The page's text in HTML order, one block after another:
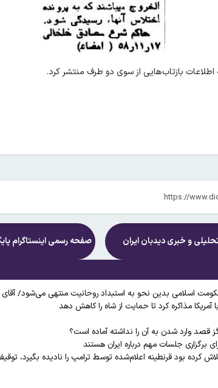
اطلاعات بازتاب‌هایی از سوی دو طرف منتشر کرد.
تحلیلی و خبریدیدبان ایران صفحه رسمی اینستاگرام
در آبان ۵۷ گفت که حکومت اسلامی بدین نحو به استبداد روحانیت منتهی
مذاکره کرد تا حمایت از شاه را کاهش دهد
قصد وارد شدن به آن را نداشته آماده است؟
برگزاری جلسات مهم درباره ایران هستند
کرده بود قرنطینه اعلام‌شده توسط ترامپ را نادیده بگیرد،